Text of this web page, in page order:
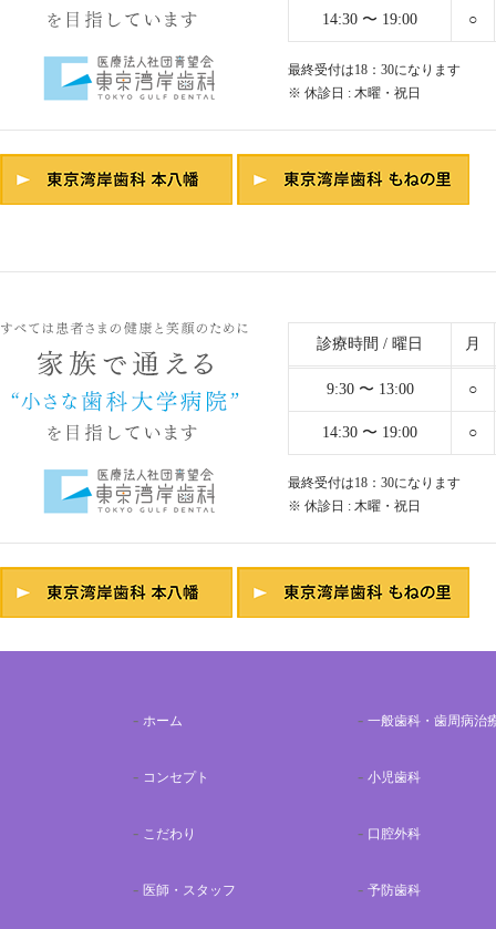
14:30 〜 19:00 ○
最終受付は18：30になります
※ 休診日 : 木曜・祝日
診療時間 / 曜日 月
9:30 〜 13:00 ○
14:30 〜 19:00 ○
最終受付は18：30になります
※ 休診日 : 木曜・祝日
ホーム
コンセプト
こだわり
医師・スタッフ
一般歯科・歯周病治
小児歯科
口腔外科
予防歯科